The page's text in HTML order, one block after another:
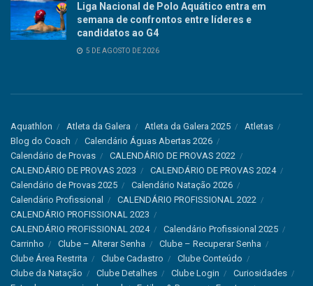
Liga Nacional de Polo Aquático entra em
semana de confrontos entre líderes e
candidatos ao G4
5 DE AGOSTO DE 2026
Aquathlon Atleta da Galera Atleta da Galera 2025
Atletas
Blog do Coach
Calendário Águas Abertas 2026
Calendário de Provas
CALENDÁRIO DE PROVAS 2022
CALENDÁRIO DE PROVAS 2023
CALENDÁRIO DE PROVAS 2024
Calendário de Provas 2025
Calendário Natação 2026
Calendário Profissional
CALENDÁRIO PROFISSIONAL 2022
CALENDÁRIO PROFISSIONAL 2023
CALENDÁRIO PROFISSIONAL 2024
Calendário Profissional 2025
Carrinho
Clube – Alterar Senha
Clube – Recuperar Senha
Clube Área Restrita
Clube Cadastro
Clube Conteúdo
Clube da Natação
Clube Detalhes Clube Login
Curiosidades